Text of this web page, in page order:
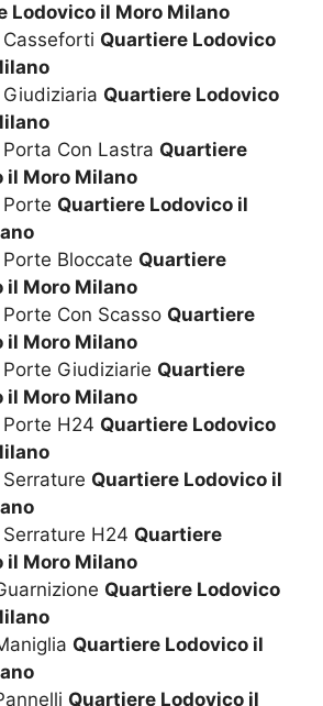
Lodovico il Moro Milano
Quartiere Lodovico
Quartiere Lodovico
Con Lastra Quartiere
il Moro Milano
Quartiere Lodovico il
Bloccate Quartiere
il Moro Milano
Con Scasso Quartiere
il Moro Milano
Giudiziarie Quartiere
il Moro Milano
H24 Quartiere Lodovico
Quartiere Lodovico il
H24 Quartiere
il Moro Milano
Quartiere Lodovico
Quartiere Lodovico il
Quartiere Lodovico il